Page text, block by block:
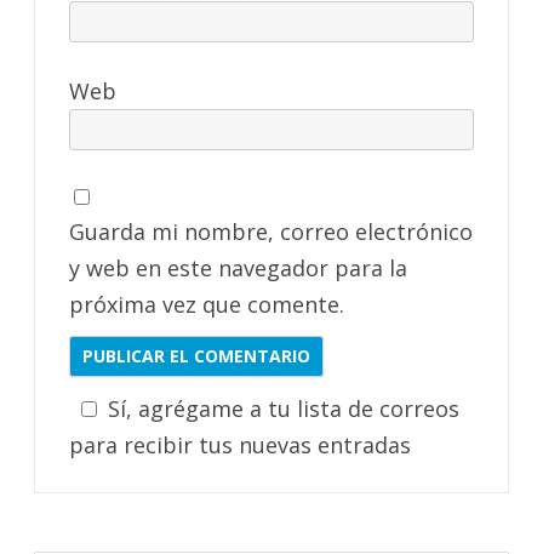
Web
Guarda mi nombre, correo electrónico
y web en este navegador para la
próxima vez que comente.
Sí, agrégame a tu lista de correos
para recibir tus nuevas entradas